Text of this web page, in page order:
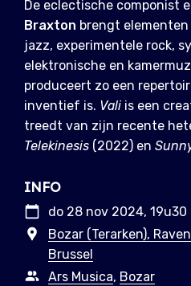
De eclectische componist
Braxton brengt
jazz, experimentele rock,
elektronische en
produceert zo een
inventief is. Vali is een
treedt van zijn recente
Telekinesis (2022) en
INFO
do 28 nov 2024, 19u30
Bozar (Terarken),
Brussel
Ars Musica, Bozar